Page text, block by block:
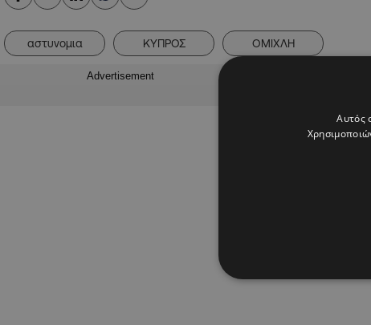
αστυνομια ΚΥΠΡΟΣ ΟΜΙΧΛΗ
Advertisement
Αυτός